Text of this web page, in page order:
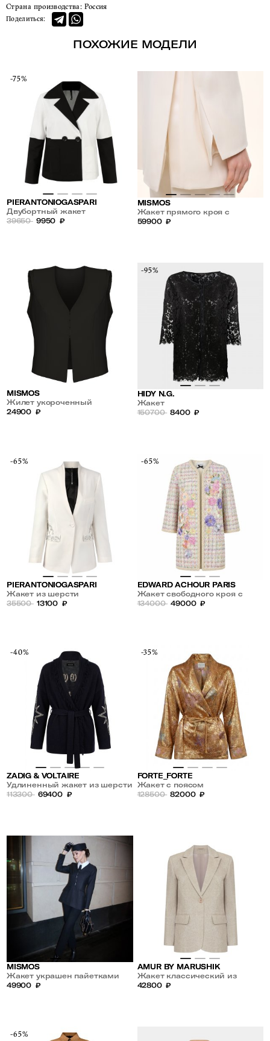
Страна производства: Россия
Поделиться:
ПОХОЖИЕ МОДЕЛИ
-75%
PIERANTONIOGASPARI
Двубортный жакет
39650 9950 ₽
MISMOS
Жакет прямого кроя с
атласным лацканом
59900 ₽
MISMOS
Жилет укороченный
24900 ₽
-95%
HIDY N.G.
Жакет
150700 8400 ₽
-65%
PIERANTONIOGASPARI
Жакет из шерсти
35500 13100 ₽
-65%
EDWARD ACHOUR PARIS
Жакет свободного кроя с
цветочной вышивкой
134000 49000 ₽
-40%
ZADIG & VOLTAIRE
Удлиненный жакет из шерсти
и кашемира
113300 69400 ₽
-35%
FORTE_FORTE
Жакет с поясом
128500 82000 ₽
MISMOS
Жакет украшен пайетками
49900 ₽
AMUR BY MARUSHIK
Жакет классический из
премиального льна Звездная
42800 ₽
-65%